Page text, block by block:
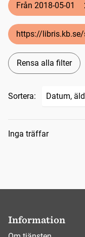
Från 2018-05-01
https://
Rensa alla filter
Sortera:
Inga träffar
Information